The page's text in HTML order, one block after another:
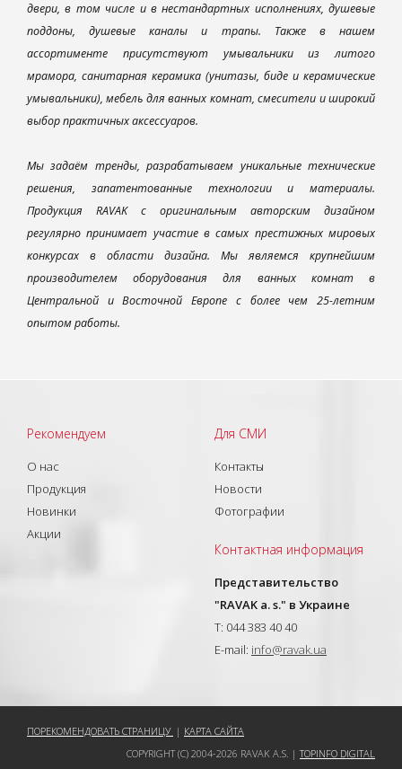
двери, в том числе и в нестандартных исполнениях, душевые
поддоны, душевые каналы и трапы. Также в нашем
ассортименте присутствуют умывальники из литого
мрамора, санитарная керамика (унитазы, биде и керамические
умывальники), мебель для ванных комнат, смесители и широкий
выбор практичных аксессуаров.
Мы задаём тренды, разрабатываем уникальные технические
решения, запатентованные технологии и материалы.
Продукция RAVAK с оригинальным авторским дизайном
регулярно принимает участие в самых престижных мировых
конкурсах в области дизайна. Мы являемся крупнейшим
производителем оборудования для ванных комнат в
Центральной и Восточной Европе с более чем 25-летним
опытом работы.
Рекомендуем
О нас
Продукция
Новинки
Акции
Для СМИ
Контакты
Новости
Фотографии
Контактная информация
Представительство
"RAVAK a. s." в Украине
T: 044 383 40 40
E-mail: info@ravak.ua
ПОРЕКОМЕНДОВАТЬ СТРАНИЦУ | КАРТА САЙТА
COPYRIGHT (C) 2004-2026 RAVAK A.S. |TOPINFO DIGITAL